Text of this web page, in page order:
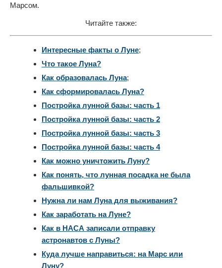
Марсом.
Читайте также:
Интересные факты о Луне;
Что такое Луна?
Как образовалась Луна;
Как сформировалась Луна?
Постройка лунной базы: часть 1
Постройка лунной базы: часть 2
Постройка лунной базы: часть 3
Постройка лунной базы: часть 4
Как можно уничтожить Луну?
Как понять, что лунная посадка не была
фальшивкой?
Нужна ли нам Луна для выживания?
Как заработать на Луне?
Как в НАСА записали отправку
астронавтов с Луны?
Куда лучше направиться: на Марс или
Луну?